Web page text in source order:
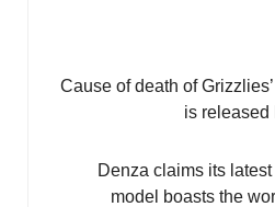
Cause of death of
is released
Denza claims its latest
model boasts the